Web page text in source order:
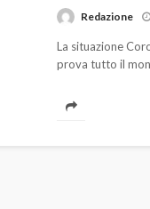
Redazione
La situazione
prova tutto il